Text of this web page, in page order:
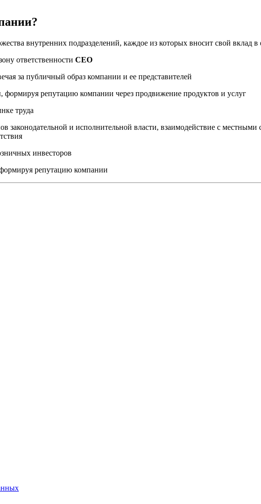
внутренних подразделений, каждое из которых вносит свой вклад
ответственности CEO
за публичный образ компании и ее представителей
формируя репутацию компании через продвижение продуктов и услуг
труда
законодательной и исполнительной власти, взаимодействие с
инвесторов
репутацию компании